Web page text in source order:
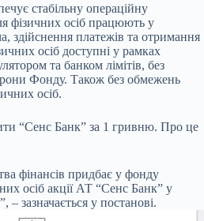
стабільну операційну
фізичних осіб працюють у
здійснення платежів та отримання
осіб доступні у рамках
та банком лімітів, без
Фонду. Також без обмежень
осіб.
“Сенс Банк” за 1 гривню. Про це
фінансів придбає у фонду
осіб акції АТ “Сенс Банк” у
– зазначається у постанові.